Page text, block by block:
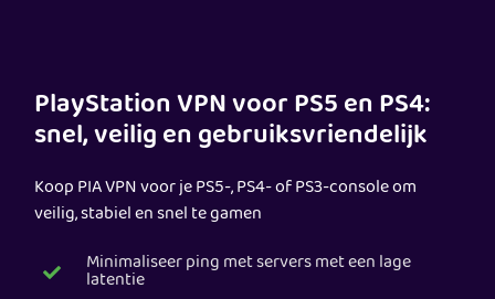
Blog
Ondersteuning
Inloggen
PlayStation VPN voor PS5 en PS4:
snel, veilig en gebruiksvriendelijk
Koop PIA VPN voor je PS5-, PS4- of PS3-console om
veilig, stabiel en snel te gamen
Minimaliseer ping met servers met een lage
latentie